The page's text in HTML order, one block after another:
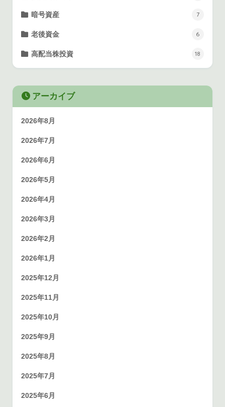
暗号資産 7
老後資金 6
高配当株投資 18
アーカイブ
2026年8月
2026年7月
2026年6月
2026年5月
2026年4月
2026年3月
2026年2月
2026年1月
2025年12月
2025年11月
2025年10月
2025年9月
2025年8月
2025年7月
2025年6月